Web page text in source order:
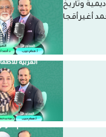
وتاريخ
أغيرأقجا